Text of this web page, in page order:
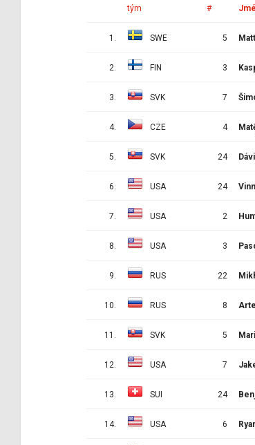
tým #
1. SWE 5
2. FIN 3
3. SVK 7
4. CZE 4
5. SVK 24
6. USA 24
7. USA 2
8. USA 3
9. RUS 22
10. RUS 8
11. SVK 5
12. USA 7
13. SUI 24
14. USA 6